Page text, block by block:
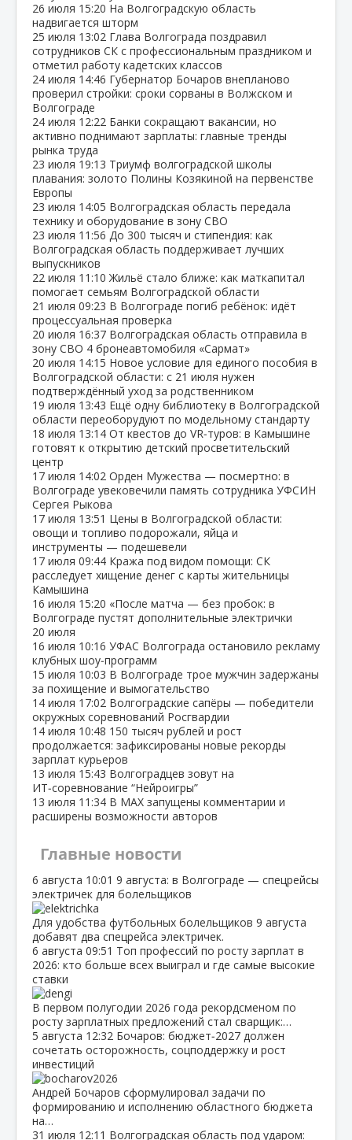
26 июля 15:20 На Волгоградскую область
надвигается шторм
25 июля 13:02 Глава Волгограда поздравил
сотрудников СК с профессиональным праздником и
отметил работу кадетских классов
24 июля 14:46 Губернатор Бочаров внепланово
проверил стройки: сроки сорваны в Волжском и
Волгограде
24 июля 12:22 Банки сокращают вакансии, но
активно поднимают зарплаты: главные тренды
рынка труда
23 июля 19:13 Триумф волгоградской школы
плавания: золото Полины Козякиной на первенстве
Европы
23 июля 14:05 Волгоградская область передала
технику и оборудование в зону СВО
23 июля 11:56 До 300 тысяч и стипендия: как
Волгоградская область поддерживает лучших
выпускников
22 июля 11:10 Жильё стало ближе: как маткапитал
помогает семьям Волгоградской области
21 июля 09:23 В Волгограде погиб ребёнок: идёт
процессуальная проверка
20 июля 16:37 Волгоградская область отправила в
зону СВО 4 бронеавтомобиля «Сармат»
20 июля 14:15 Новое условие для единого пособия в
Волгоградской области: с 21 июля нужен
подтверждённый уход за родственником
19 июля 13:43 Ещё одну библиотеку в Волгоградской
области переоборудуют по модельному стандарту
18 июля 13:14 От квестов до VR‑туров: в Камышине
готовят к открытию детский просветительский
центр
17 июля 14:02 Орден Мужества — посмертно: в
Волгограде увековечили память сотрудника УФСИН
Сергея Рыкова
17 июля 13:51 Цены в Волгоградской области:
овощи и топливо подорожали, яйца и
инструменты — подешевели
17 июля 09:44 Кража под видом помощи: СК
расследует хищение денег с карты жительницы
Камышина
16 июля 15:20 «После матча — без пробок: в
Волгограде пустят дополнительные электрички
20 июля
16 июля 10:16 УФАС Волгограда остановило рекламу
клубных шоу‑программ
15 июля 10:03 В Волгограде трое мужчин задержаны
за похищение и вымогательство
14 июля 17:02 Волгоградские сапёры — победители
окружных соревнований Росгвардии
14 июля 10:48 150 тысяч рублей и рост
продолжается: зафиксированы новые рекорды
зарплат курьеров
13 июля 15:43 Волгоградцев зовут на
ИТ‑соревнование “Нейроигры”
13 июля 11:34 В МАХ запущены комментарии и
расширены возможности авторов
Главные новости
6 августа 10:01 9 августа: в Волгограде — спецрейсы
электричек для болельщиков
Для удобства футбольных болельщиков 9 августа
добавят два спецрейса электричек.
6 августа 09:51 Топ профессий по росту зарплат в
2026: кто больше всех выиграл и где самые высокие
ставки
В первом полугодии 2026 года рекордсменом по
росту зарплатных предложений стал сварщик:…
5 августа 12:32 Бочаров: бюджет‑2027 должен
сочетать осторожность, соцподдержку и рост
инвестиций
Андрей Бочаров сформулировал задачи по
формированию и исполнению областного бюджета
на…
31 июля 12:11 Волгоградская область под ударом: